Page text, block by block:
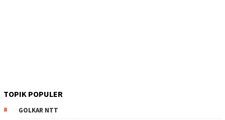
TOPIK POPULER
GOLKAR NTT